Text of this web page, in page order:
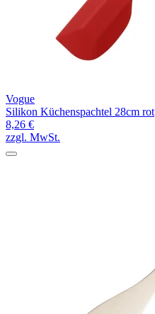
Vogue
Silikon Küchenspachtel 28cm rot
8,26 €
zzgl. MwSt.